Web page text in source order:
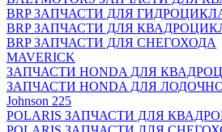
BRP ЗАПЧАСТИ ДЛЯ
BRP ЗАПЧАСТИ ДЛЯ
BRP ЗАПЧАСТИ ДЛЯ СНЕГОХОДА
MAVERICK
ЗАПЧАСТИ HONDA ДЛЯ
ЗАПЧАСТИ HONDA ДЛЯ
Johnson 225
POLARIS ЗАПЧАСТИ ДЛЯ